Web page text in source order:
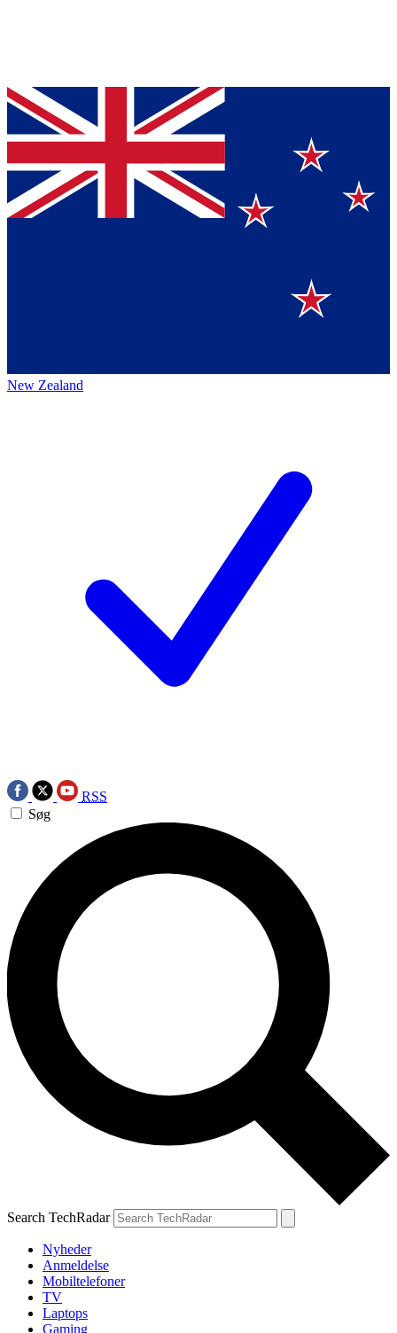
New Zealand
RSS
Søg
Search TechRadar
Nyheder
Anmeldelse
Mobiltelefoner
TV
Laptops
Gaming